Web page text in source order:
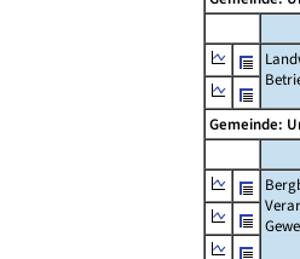
Gemeinde: